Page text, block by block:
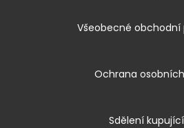
Všeobecné
Ochrana
Sdělení